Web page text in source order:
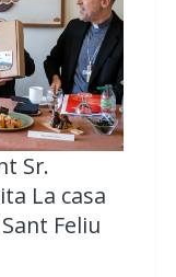
Sr.
La casa
Feliu